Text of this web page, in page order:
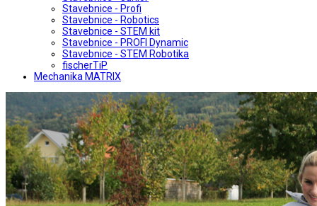
Stavebnice - Profi
Stavebnice - Robotics
Stavebnice - STEM kit
Stavebnice - PROFI Dynamic
Stavebnice - STEM Robotika
fischerTiP
Mechanika MATRIX